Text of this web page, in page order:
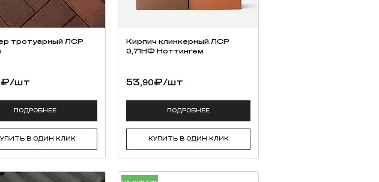
тротуарный ЛСР
₽/шт
ПОДРОБНЕЕ
В ОДИН КЛИК
Кирпич клинкерный ЛСР
0,71НФ Ноттингем
53,90₽/шт
ПОДРОБНЕЕ
КУПИТЬ В ОДИН КЛИК